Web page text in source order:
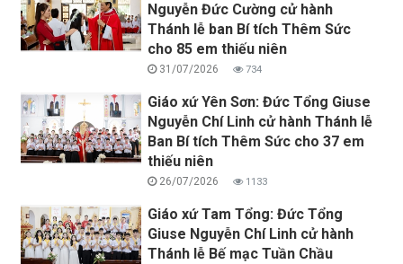
Nguyễn Đức Cường cử hành
Thánh lễ ban Bí tích Thêm Sức
cho 85 em thiếu niên
31/07/2026 734
Giáo xứ Yên Sơn: Đức Tổng Giuse
Nguyễn Chí Linh cử hành Thánh lễ
Ban Bí tích Thêm Sức cho 37 em
thiếu niên
26/07/2026 1133
Giáo xứ Tam Tổng: Đức Tổng
Giuse Nguyễn Chí Linh cử hành
Thánh lễ Bế mạc Tuần Chầu